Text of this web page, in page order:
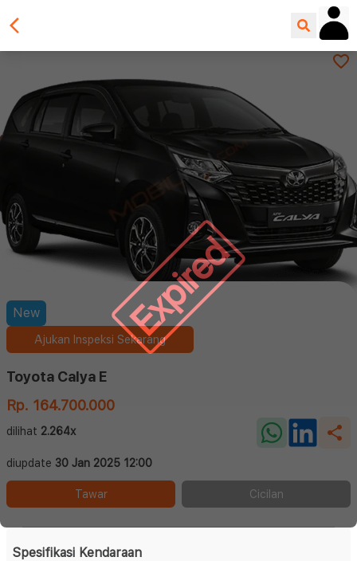
Expired
New
Ajukan Inspeksi Sekarang
Toyota Calya E
Rp. 164.700.000
dilihat 2.264x
diupdate 30 Jan 2025 12:00
Tawar Cicilan
Spesifikasi Kendaraan